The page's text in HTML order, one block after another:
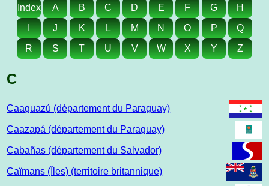
Index A B C D E F G
H
I
J K L M N O P
Q
R
S T U V W X Y Z
C
Caaguazú (département du Paraguay)
Caazapá (département du Paraguay)
Cabañas (département du Salvador)
Caïmans (Îles) (territoire britannique)